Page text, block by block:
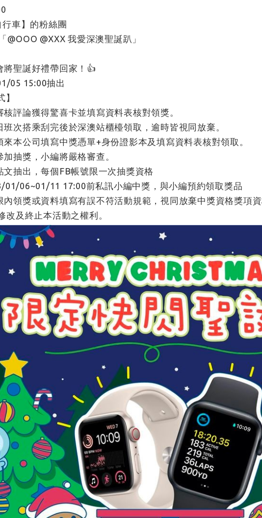
車】的粉絲團
@XXX 我愛深澳聖誕趴」
將聖誕好禮帶回家！👍
05 15:00抽出
評論獲得驚喜卡並填寫資料表核對領獎。
次搭乘刮完後於深澳站櫃檯領取，逾時皆視同放棄。
本公司填寫中獎憑單+身份證影本及填寫資料表核對領取。
抽獎，小編將嚴格審查。
抽出，每個FB帳號限一次抽獎資格
01/06~01/11 17:00前私訊小編中獎，與小編預約領取獎品
領獎或資料填寫有誤不符活動規範，視同放棄中獎資格獎項
改及終止本活動之權利。